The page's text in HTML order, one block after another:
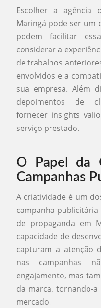
Escolher a agência
Maringá pode ser um
podem facilitar
considerar a
de trabalhos
envolvidos e a
sua empresa. Além
depoimentos de
fornecer insights
serviço prestado.
O Papel da
Campanhas
A criatividade é um
campanha publicitária
de propaganda em
capacidade de
capturam a atenção
nas campanhas
engajamento, mas
da marca, tornando-
mercado.